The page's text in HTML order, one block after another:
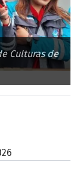
Culturas de